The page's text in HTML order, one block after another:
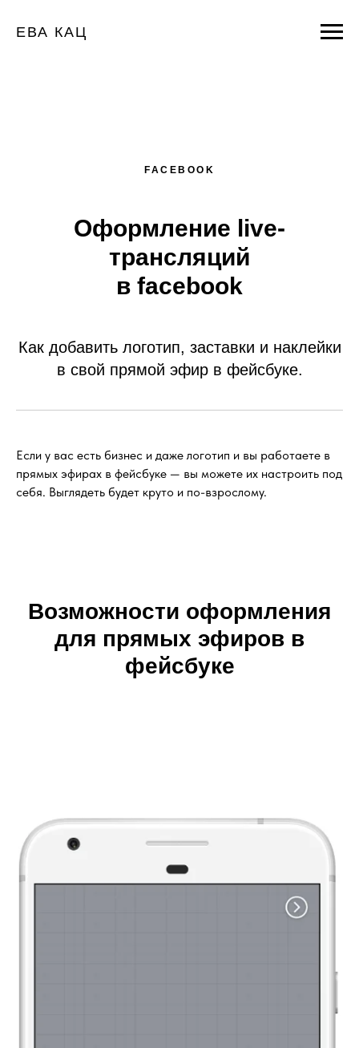
ЕВА КАЦ
FACEBOOK
Оформление live-
трансляций
в facebook
Как добавить логотип, заставки и наклейки
в свой прямой эфир в фейсбуке.
Если у вас есть бизнес и даже логотип и вы работаете в
прямых эфирах в фейсбуке — вы можете их настроить под
себя. Выглядеть будет круто и по-взрослому.
Возможности оформления
для прямых эфиров в
фейсбуке